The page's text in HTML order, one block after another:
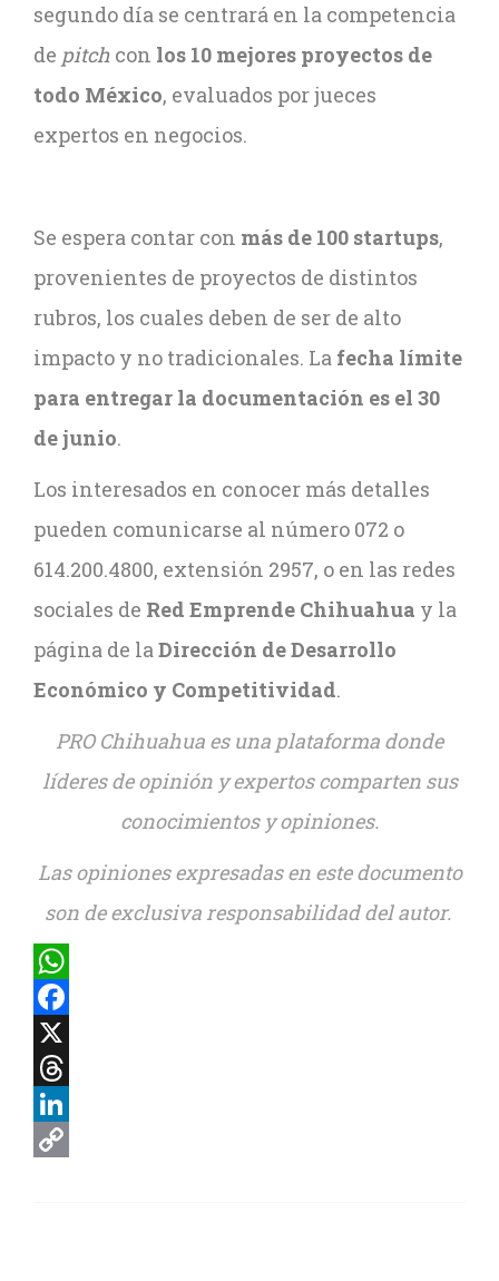
segundo día se centrará en la competencia
de pitch con los 10 mejores proyectos de
todo México, evaluados por jueces
expertos en negocios.
Se espera contar con más de 100 startups,
provenientes de proyectos de distintos
rubros, los cuales deben de ser de alto
impacto y no tradicionales. La fecha límite
para entregar la documentación es el 30
de junio.
Los interesados en conocer más detalles
pueden comunicarse al número 072 o
614.200.4800, extensión 2957, o en las redes
sociales de Red Emprende Chihuahua y la
página de laDirección de Desarrollo
Económico y Competitividad.
PRO Chihuahua es una plataforma donde
líderes de opinión y expertos comparten sus
conocimientos y opiniones.
Las opiniones expresadas en este documento
son de exclusiva responsabilidad del autor.
WhatsApp
Facebook
X
Threads
LinkedIn